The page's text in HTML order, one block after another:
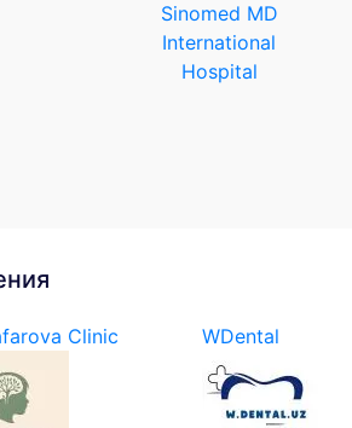
Sinomed MD
International
Hospital
Clinic WDental